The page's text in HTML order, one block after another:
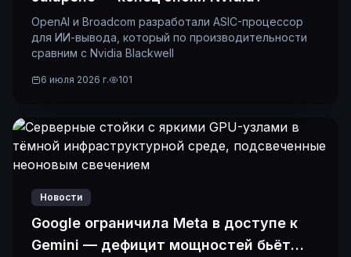
OpenAI и Broadcom разработали ASIC-процессор
для ИИ-вывода, который по производительности
сравним с Nvidia Blackwell
6 июля 2026 г. 101
Новости
Google ограничила Meta в доступе к
Gemini — дефицит мощностей бьёт